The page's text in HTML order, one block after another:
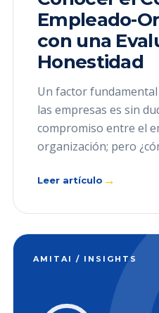
Empleado-
con una
Honestidad
Un factor
las empresas es sin
compromiso entre el
organización; pero
Leer artículo →
AMITAI / INSIGHTS